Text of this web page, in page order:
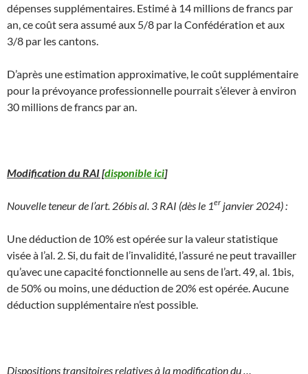
dépenses supplémentaires. Estimé à 14 millions de francs par
an, ce coût sera assumé aux 5/8 par la Confédération et aux
3/8 par les cantons.
D’après une estimation approximative, le coût supplémentaire
pour la prévoyance professionnelle pourrait s’élever à environ
30 millions de francs par an.
Modification du RAI [disponible ici]
Nouvelle teneur de l’art. 26bis al. 3 RAI (dès le 1erjanvier 2024) :
Une déduction de 10% est opérée sur la valeur statistique
visée à l’al. 2. Si, du fait de l’invalidité, l’assuré ne peut travailler
qu’avec une capacité fonctionnelle au sens de l’art. 49, al. 1bis,
de 50% ou moins, une déduction de 20% est opérée. Aucune
déduction supplémentaire n’est possible.
Dispositions transitoires relatives à la modification du …